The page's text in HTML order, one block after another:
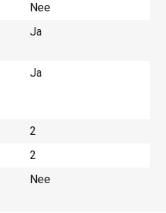
Nee
Ja
Ja
2
2
Nee